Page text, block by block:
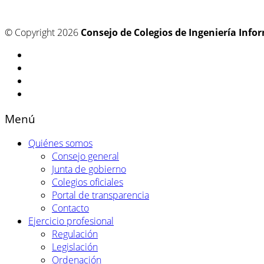
© Copyright 2026 Consejo de Colegios de Ingeniería
Menú
Quiénes somos
Consejo general
Junta de gobierno
Colegios oficiales
Portal de transparencia
Contacto
Ejercicio profesional
Regulación
Legislación
Ordenación